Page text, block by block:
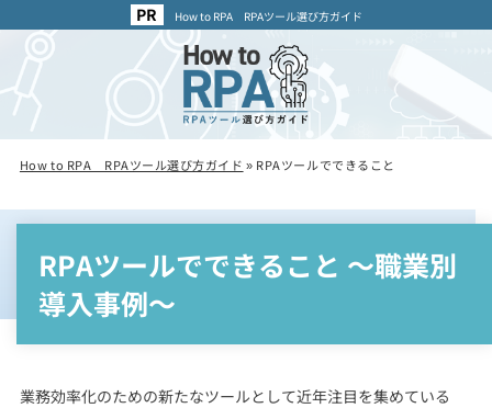
How to RPA RPAツール選び方ガイド
How to RPA RPAツール選び方ガイド » RPAツールでできること
RPAツールでできること ～職業別
導入事例～
業務効率化のための新たなツールとして近年注目を集めている